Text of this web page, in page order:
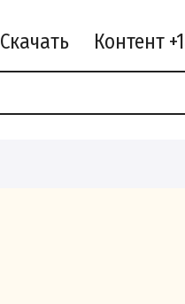
Скачать